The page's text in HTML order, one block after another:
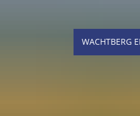
WACHTBERG